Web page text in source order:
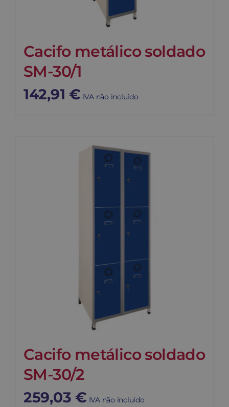
Cacifo metálico soldado
SM-30/1
142,91 € IVA não incluído
Cacifo metálico soldado
SM-30/2
259,03 € IVA não incluído